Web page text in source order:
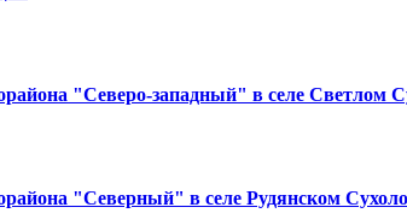
"Северо-западный" в селе Светлом
"Северный" в селе Рудянском